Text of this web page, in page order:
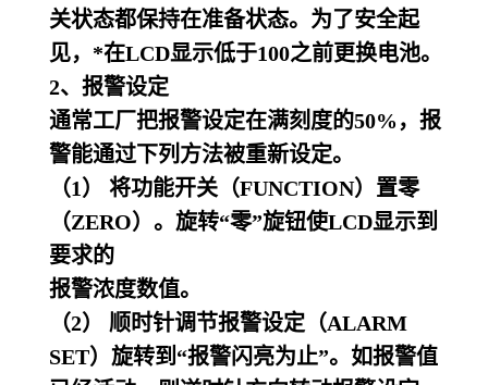
关状态都保持在准备状态。为了安全起
见，*在LCD显示低于100之前更换电池。
2、报警设定
通常工厂把报警设定在满刻度的50%，报
警能通过下列方法被重新设定。
（1） 将功能开关（FUNCTION）置零
（ZERO）。旋转“零”旋钮使LCD显示到
要求的
报警浓度数值。
（2） 顺时针调节报警设定（ALARM
SET）旋转到“报警闪亮为止”。如报警值